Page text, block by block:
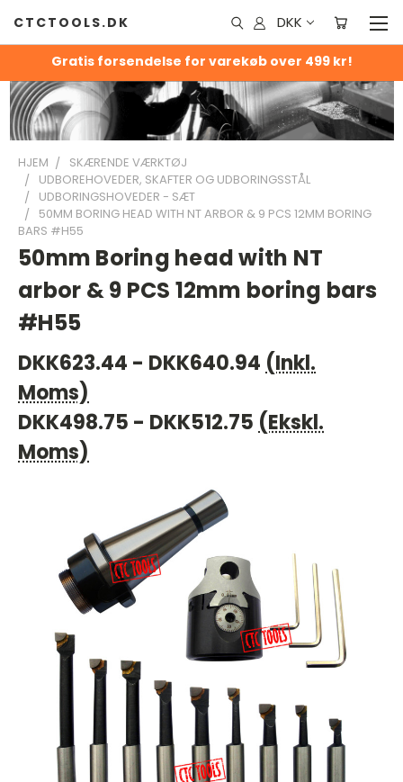
Gratis forsendelse for varekøb over 499 kr!
CTCTOOLS.DK DKK
HJEM
SKÆRENDE VÆRKTØJ
UDBOREHOVEDER, SKAFTER OG UDBORINGSSTÅL
UDBORINGSHOVEDER - SÆT
50MM BORING HEAD WITH NT ARBOR & 9 PCS 12MM BORING
BARS #H55
50mm Boring head with NT
arbor & 9 PCS 12mm boring bars
#H55
DKK623.44 - DKK640.94 (Inkl.
Moms)
DKK498.75 - DKK512.75 (Ekskl.
Moms)